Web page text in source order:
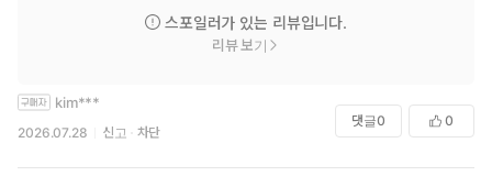
스포일러가 있는 리뷰입니다.
리뷰 보기
kim***
2026.07.28 신고 차단
댓글0 0